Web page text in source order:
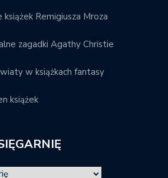
Remigiusza Mroza
zagadki Agathy Christie
w książkach fantasy
książek